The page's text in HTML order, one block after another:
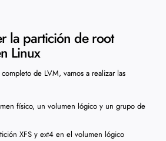
la partición de root
Linux
de LVM, vamos a realizar las
físico, un volumen lógico y un grupo de
XFS y ext4 en el volumen lógico